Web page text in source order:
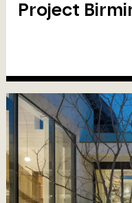
Project